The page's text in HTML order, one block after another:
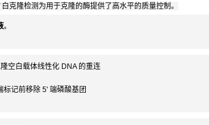
克隆检测为用于克隆的酶提供了高水平的质量控制。
。
空白载体线性化 DNA 的重连
标记前移除 5' 端磷酸基团